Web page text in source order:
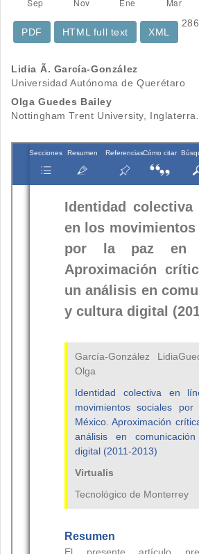
286
PDF
HTML full text
XML
Contenido
principal
del
artículo
Lidia Ã. García-González
Universidad Autónoma de Querétaro
Olga Guedes Bailey
Nottingham Trent University, Inglaterra.